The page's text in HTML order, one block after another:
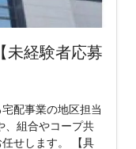
未経験者応募
配事業の地区担当
、組合やコープ共
せします。 【具